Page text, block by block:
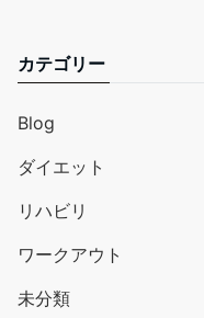
カテゴリー
Blog
ダイエット
リハビリ
ワークアウト
未分類